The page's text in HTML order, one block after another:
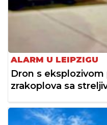
ALARM U LEIPZIGU
Dron s
zrakoplova sa